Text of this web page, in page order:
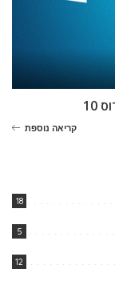
קריאה נוספת
18
5
12